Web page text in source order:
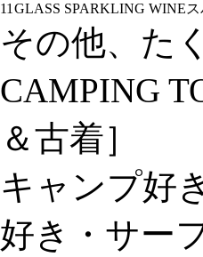
11 GLASS SPARKLING WINE
その他、た
CAMPING
＆古着］
キャンプ好
好き・サー